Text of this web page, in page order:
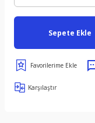
Sepete Ekle
Karşılaştır